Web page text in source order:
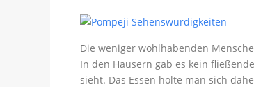
Die weniger wohlhabenden
In den Häusern gab es kein
sieht. Das Essen holte man sich